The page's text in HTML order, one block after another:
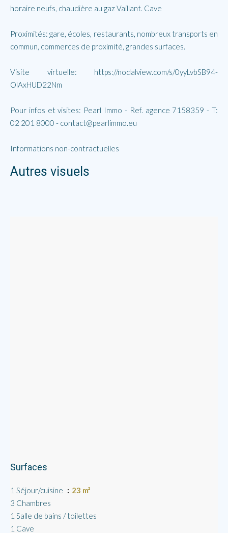
horaire neufs, chaudière au gaz Vaillant. Cave
Proximités: gare, écoles, restaurants, nombreux transports en
commun, commerces de proximité, grandes surfaces.
Visite virtuelle: https://nodalview.com/s/0yyLvbSB94-
OlAxHUD22Nm
Pour infos et visites: Pearl Immo - Ref. agence 7158359 - T:
02 201 8000 - contact@pearlimmo.eu
Informations non-contractuelles
Autres visuels
Surfaces
1 Séjour/cuisine
23 m²
3 Chambres
1 Salle de bains / toilettes
1 Cave